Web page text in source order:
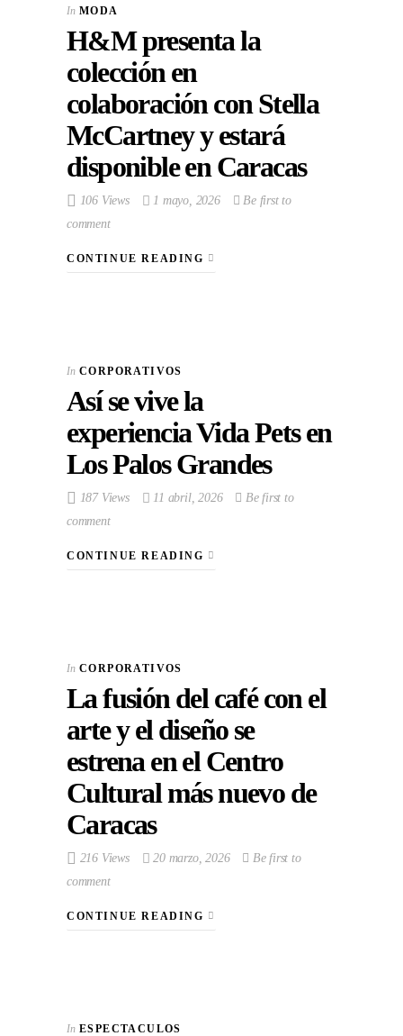
In MODA
H&M presenta la
colección en
colaboración con Stella
McCartney y estará
disponible en Caracas
106 Views 1 mayo, 2026
Be first to
comment
CONTINUE READING
In CORPORATIVOS
Así se vive la
experiencia Vida Pets en
Los Palos Grandes
187 Views 11 abril, 2026
Be first to
comment
CONTINUE READING
In CORPORATIVOS
La fusión del café con el
arte y el diseño se
estrena en el Centro
Cultural más nuevo de
Caracas
216 Views 20 marzo, 2026
Be first to
comment
CONTINUE READING
In ESPECTACULOS